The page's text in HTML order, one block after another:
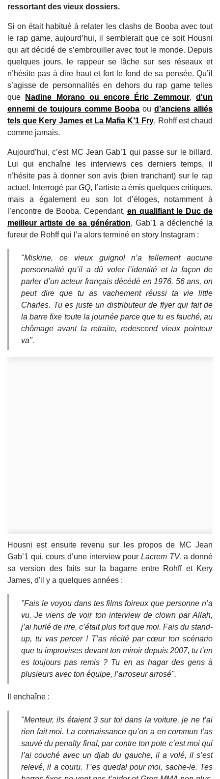
ressortant des vieux dossiers.
Si on était habitué à relater les clashs de Booba avec tout
le rap game, aujourd’hui, il semblerait que ce soit Housni
qui ait décidé de s’embrouiller avec tout le monde. Depuis
quelques jours, le rappeur se lâche sur ses réseaux et
n’hésite pas à dire haut et fort le fond de sa pensée. Qu’il
s’agisse de personnalités en dehors du rap game telles
que
Nadine Morano ou encore Éric Zemmour,d'un
ennemi de toujours comme Booba oud’anciens alliés
tels que Kery James et La Mafia K’1 Fry, Rohff est chaud
comme jamais.
Aujourd’hui, c’est MC Jean Gab’1 qui passe sur le billard.
Lui qui enchaîne les interviews ces derniers temps, il
n’hésite pas à donner son avis (bien tranchant) sur le rap
actuel. Interrogé parGQ, l’artiste a émis quelques critiques,
mais a également eu son lot d’éloges, notamment à
l’encontre de Booba. Cependant, en qualifiant le Duc de
meilleur artiste de sa génération, Gab’1 a déclenché la
fureur de Rohff qui l’a alors terminé en story Instagram :
"Miskine, ce vieux guignol n’a tellement aucune
personnalité qu’il a dû voler l’identité et la façon de
parler d’un acteur français décédé en 1976. 56 ans, on
peut dire que tu as vachement réussi ta vie little
Charles. Tu es juste un distributeur de flyer qui fait de
la barre fixe toute la journée parce que tu es fauché, au
chômage avant la retraite, redescend vieux pointeur
va".
Housni est ensuite revenu sur les propos de MC Jean
Gab’1 qui, cours d’une interview pour Lacrem TV, a donné
sa version des faits sur la bagarre entre Rohff et Kery
James, d'il y a quelques années :
"Fais le voyou dans tes films foireux que personne n’a
vu. Je viens de voir ton interview de clown par Allah,
j’ai hurlé de rire, c’était plus fort que moi. Fais du stand-
up, tu vas percer ! T’as récité par cœur ton scénario
que tu improvises devant ton miroir depuis 2007, tu t’en
es toujours pas remis ? Tu en as hagar des gens à
plusieurs avec ton équipe, l’arroseur arrosé".
Il enchaîne :
"Menteur, ils étaient 3 sur toi dans la voiture, je ne t’ai
rien fait moi. La connaissance qu’on a en commun t’as
sauvé du penalty final, par contre ton pote c’est moi qui
l’ai couché avec un djab du gauche, il a volé, il s’est
relevé, il a couru. T’es quedal pour moi, sache-le. Tes